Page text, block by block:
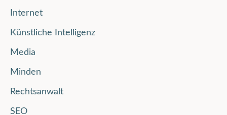
Internet
Künstliche Intelligenz
Media
Minden
Rechtsanwalt
SEO